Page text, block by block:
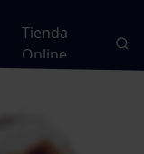
Tienda
Online